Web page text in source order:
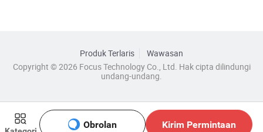
Obrolan Kirim Permintaan
Produk Terlaris
Wawasan
Copyright © 2026 Focus Technology Co., Ltd. Hak cipta dilindungi
undang-undang.